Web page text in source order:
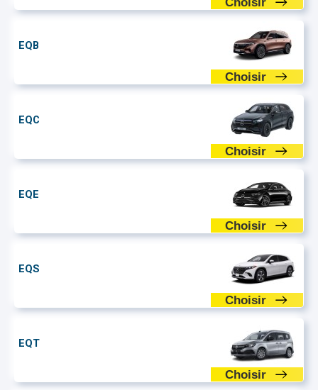
EQB
Choisir
EQC
Choisir
EQE
Choisir
EQS
Choisir
EQT
Choisir